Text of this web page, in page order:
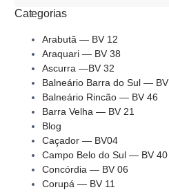
Categorias
Arabutã — BV 12
Araquari — BV 38
Ascurra —BV 32
Balneário Barra do Sul —
Balneário Rincão — BV 46
Barra Velha — BV 21
Blog
Caçador — BV04
Campo Belo do Sul — BV 40
Concórdia — BV 06
Corupá — BV 11